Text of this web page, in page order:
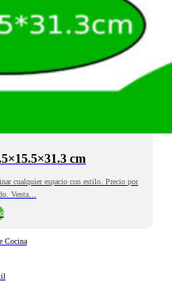
cm
cualquier espacio con estilo. Precio por
Venta…
Cocina